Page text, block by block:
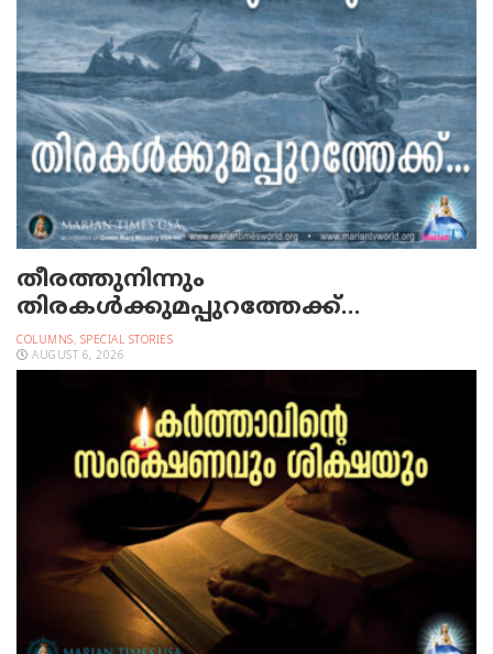
തീരത്തുനിന്നും
തിരകള്‍ക്കുമപ്പുറത്തേക്ക്…
COLUMNS, SPECIAL STORIES
AUGUST 6, 2026